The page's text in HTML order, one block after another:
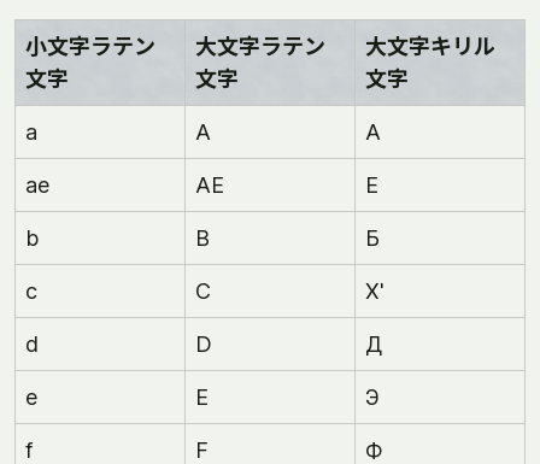
小文字ラテン
文字
大文字ラテン
文字
大文字キリル
文字
a A А
ae AE Е
b B Б
c C Х'
d D Д
e E Э
f F Ф